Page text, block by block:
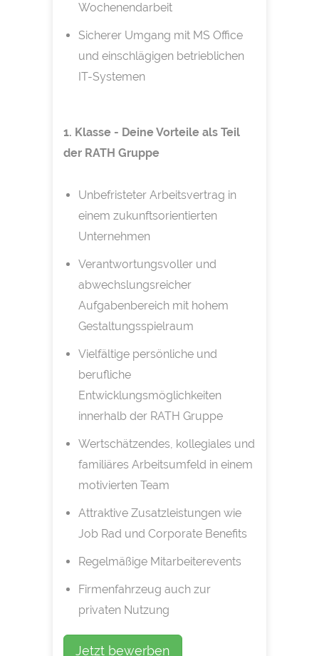
Wochenendarbeit
Sicherer Umgang mit MS Office
und einschlägigen betrieblichen
IT-Systemen
1. Klasse - Deine Vorteile als Teil
der RATH Gruppe
Unbefristeter Arbeitsvertrag in
einem zukunftsorientierten
Unternehmen
Verantwortungsvoller und
abwechslungsreicher
Aufgabenbereich mit hohem
Gestaltungsspielraum
Vielfältige persönliche und
berufliche
Entwicklungsmöglichkeiten
innerhalb der RATH Gruppe
Wertschätzendes, kollegiales und
familiäres Arbeitsumfeld in einem
motivierten Team
Attraktive Zusatzleistungen wie
Job Rad und Corporate Benefits
Regelmäßige Mitarbeiterevents
Firmenfahrzeug auch zur
privaten Nutzung
Jetzt bewerben